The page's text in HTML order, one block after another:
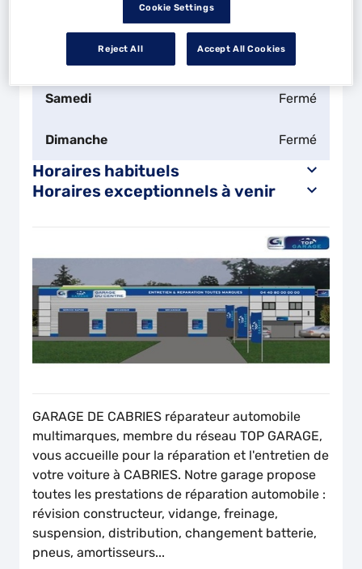
08:00 - 12:00
Vendredi Fermé
Samedi Fermé
Dimanche Fermé
Horaires habituels
Horaires exceptionnels à venir
GARAGE DE CABRIES réparateur automobile
multimarques, membre du réseau TOP GARAGE,
vous accueille pour la réparation et l'entretien de
votre voiture à CABRIES. Notre garage propose
toutes les prestations de réparation automobile :
révision constructeur, vidange, freinage,
suspension, distribution, changement batterie,
pneus, amortisseurs...
Cookie Settings
Reject All Accept All Cookies